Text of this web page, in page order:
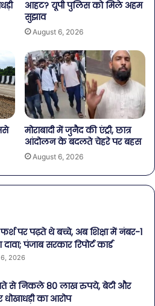
आहट? यूपी पुलिस को मिले अहम
सुझाव
August 6, 2026
मोराबादी में जुनैद की एंट्री, छात्र
आंदोलन के बदलते चेहरे पर बहस
August 6, 2026
पर पढ़ते थे बच्चे, अब शिक्षा में नंबर-1
पंजाब सरकार रिपोर्ट कार्ड
2026
से निकले 80 लाख रुपये, बेटी और
धोखाधड़ी का आरोप